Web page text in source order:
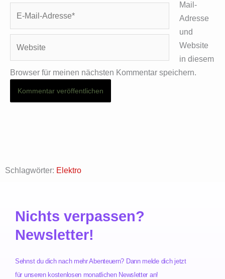
Adresse*
Mail-
Adresse
und
Website
in diesem
Browser für meinen nächsten Kommentar speichern.
Schlagwörter: Elektro
Nichts verpassen?
Newsletter!
Sehnst du dich nach mehr Abenteuern? Dann melde dich jetzt
für unseren kostenlosen monatlichen Newsletter an!